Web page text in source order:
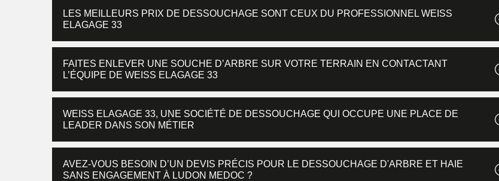
LES MEILLEURS PRIX DE DESSOUCHAGE SONT CEUX DU PROFESSIONNEL WEISS
ELAGAGE 33
FAITES ENLEVER UNE SOUCHE D’ARBRE SUR VOTRE TERRAIN EN CONTACTANT
L’ÉQUIPE DE WEISS ELAGAGE 33
WEISS ELAGAGE 33, UNE SOCIÉTÉ DE DESSOUCHAGE QUI OCCUPE UNE PLACE DE
LEADER DANS SON MÉTIER
AVEZ-VOUS BESOIN D’UN DEVIS PRÉCIS POUR LE DESSOUCHAGE D'ARBRE ET HAIE
SANS ENGAGEMENT À LUDON MEDOC ?